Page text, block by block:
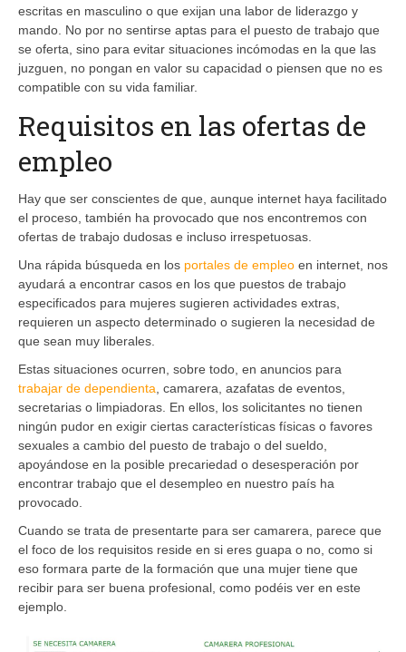
escritas en masculino o que exijan una labor de liderazgo y
mando. No por no sentirse aptas para el puesto de trabajo que
se oferta, sino para evitar situaciones incómodas en la que las
juzguen, no pongan en valor su capacidad o piensen que no es
compatible con su vida familiar.
Requisitos en las ofertas de
empleo
Hay que ser conscientes de que, aunque internet haya facilitado
el proceso, también ha provocado que nos encontremos con
ofertas de trabajo dudosas e incluso irrespetuosas.
Una rápida búsqueda en los portales de empleo en internet, nos
ayudará a encontrar casos en los que puestos de trabajo
especificados para mujeres sugieren actividades extras,
requieren un aspecto determinado o sugieren la necesidad de
que sean muy liberales.
Estas situaciones ocurren, sobre todo, en anuncios para
trabajar de dependienta , camarera, azafatas de eventos,
secretarias o limpiadoras. En ellos, los solicitantes no tienen
ningún pudor en exigir ciertas características físicas o favores
sexuales a cambio del puesto de trabajo o del sueldo,
apoyándose en la posible precariedad o desesperación por
encontrar trabajo que el desempleo en nuestro país ha
provocado.
Cuando se trata de presentarte para ser camarera, parece que
el foco de los requisitos reside en si eres guapa o no, como si
eso formara parte de la formación que una mujer tiene que
recibir para ser buena profesional, como podéis ver en este
ejemplo.